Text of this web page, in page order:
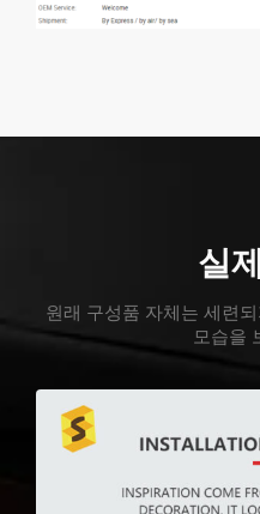
실
원래 구성품 자체는 세련
모습을